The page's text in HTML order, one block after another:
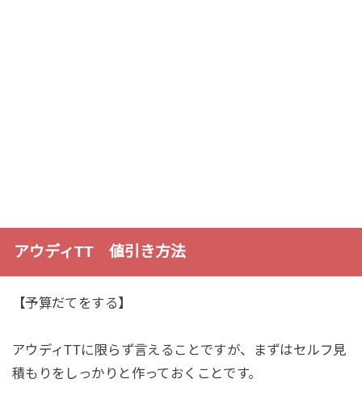
アウディTT 値引き方法
【予算だてをする】
アウディTTに限らず言えることですが、まずはセルフ見
積もりをしっかりと作っておくことです。